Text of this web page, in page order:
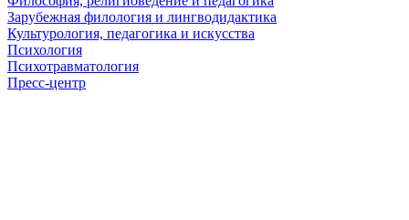
Зарубежная филология и лингводидактика
Культурология, педагогика и искусства
Психология
Психотравматология
Пресс-центр